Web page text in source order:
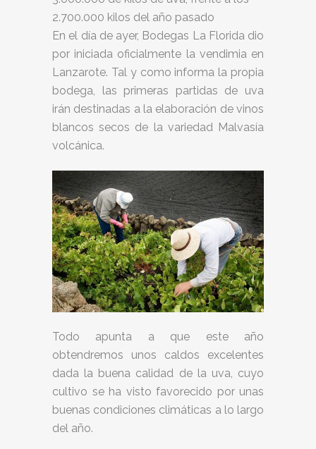
2.700.000 kilos del año pasado
En el día de ayer, Bodegas La Florida dio
por iniciada oficialmente la vendimia en
Lanzarote. Tal y como informa la propia
bodega, las primeras partidas de uva
irán destinadas a la elaboración de vinos
blancos secos de la variedad Malvasía
volcánica.
Todo apunta a que este año
obtendremos unos caldos excelentes
dada la buena calidad de la uva, cuyo
cultivo se ha visto favorecido por unas
buenas condiciones climáticas a lo largo
del año.